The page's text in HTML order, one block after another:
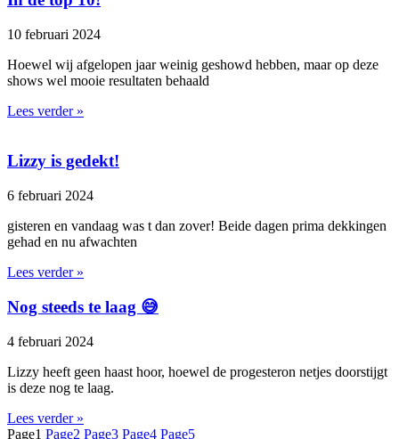
10 februari 2024
Hoewel wij afgelopen jaar weinig geshowd hebben, maar op deze
shows wel mooie resultaten behaald
Lees verder »
Lizzy is gedekt!
6 februari 2024
gisteren en vandaag was t dan zover! Beide dagen prima dekkingen
gehad en nu afwachten
Lees verder »
Nog steeds te laag 😅
4 februari 2024
Lizzy heeft geen haast hoor, hoewel de progesteron netjes doorstijgt
is deze nog te laag.
Lees verder »
Page1 Page2 Page3 Page4 Page5